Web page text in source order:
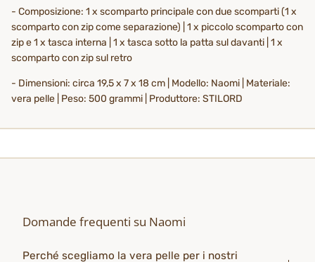
- Composizione: 1 x scomparto principale con due scomparti (1 x
scomparto con zip come separazione) | 1 x piccolo scomparto con
zip e 1 x tasca interna | 1 x tasca sotto la patta sul davanti | 1 x
scomparto con zip sul retro
- Dimensioni: circa 19,5 x 7 x 18 cm | Modello: Naomi | Materiale:
vera pelle | Peso: 500 grammi | Produttore: STILORD
Domande frequenti su Naomi
Perché scegliamo la vera pelle per i nostri